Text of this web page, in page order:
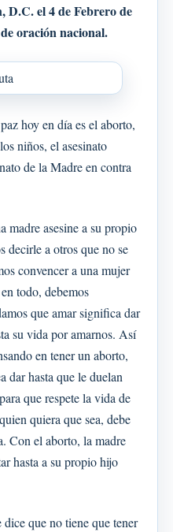
D.C. el 4 de Febrero de
oración nacional.
hoy en día es el aborto,
niños, el asesinato
de la Madre en contra
madre asesine a su propio
decirle a otros que no se
convencer a una mujer
todo, debemos
que amar significa dar
su vida por amarnos. Así
en tener un aborto,
dar hasta que le duelan
que respete la vida de
quiera que sea, debe
Con el aborto, la madre
hasta a su propio hijo
que no tiene que tener